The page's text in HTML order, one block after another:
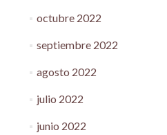
octubre 2022
septiembre 2022
agosto 2022
julio 2022
junio 2022